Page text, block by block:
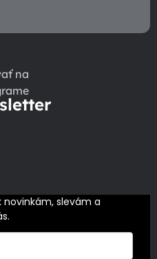
na
novinkám, slevám a